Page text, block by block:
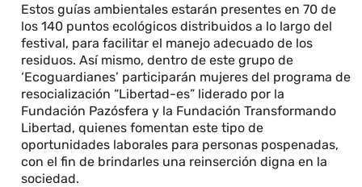
Estos guías ambientales estarán presentes en 70 de
los 140 puntos ecológicos distribuidos a lo largo del
festival, para facilitar el manejo adecuado de los
residuos. Así mismo, dentro de este grupo de
‘Ecoguardianes’ participarán mujeres del programa de
resocialización “Libertad-es” liderado por la
Fundación Pazósfera y la Fundación Transformando
Libertad, quienes fomentan este tipo de
oportunidades laborales para personas pospenadas,
con el fin de brindarles una reinserción digna en la
sociedad.